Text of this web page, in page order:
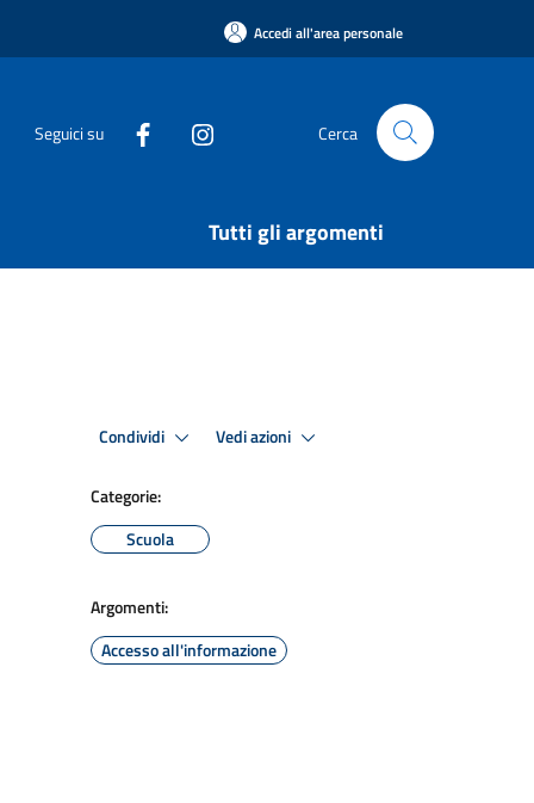
Accedi all'area personale
Seguici su Cerca
Tutti gli argomenti
Condividi Vedi azioni
Categorie:
Scuola
Argomenti:
Accesso all'informazione